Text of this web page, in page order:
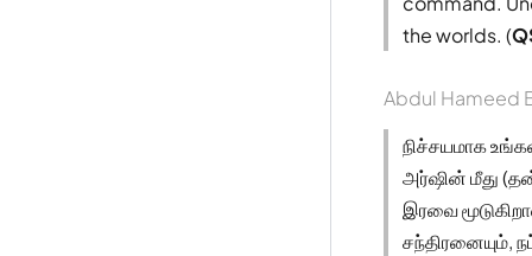
the worlds. (
Abdul Hameed
நிச்சயமாக
அர்ஷின் மீது
இரவை